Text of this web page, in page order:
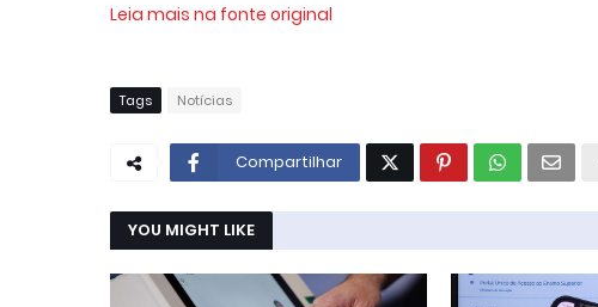
Leia mais na fonte original
Tags Notícias
Compartilhar
YOU MIGHT LIKE